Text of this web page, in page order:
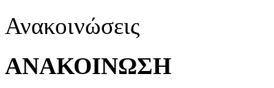
Ανακοινώσεις
ΑΝΑΚΟΙΝΩΣΗ